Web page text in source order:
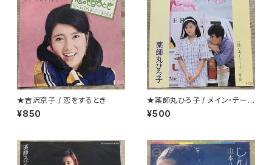
★吉沢京子 / 恋をするとき
¥850
★薬師丸ひろ子 / メイン・テーマ
クリアー盤
¥500